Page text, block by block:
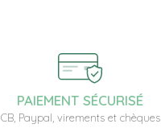
PAIEMENT SÉCURISÉ
CB, Paypal, virements et chèques